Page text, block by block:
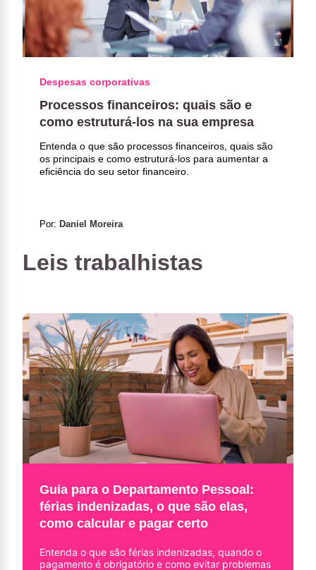
Despesas corporativas
Processos financeiros: quais são e
como estruturá-los na sua empresa
Entenda o que são processos financeiros, quais são
os principais e como estruturá-los para aumentar a
eficiência do seu setor financeiro.
Por: Daniel Moreira
Leis trabalhistas
Guia para o Departamento Pessoal:
férias indenizadas, o que são elas,
como calcular e pagar certo
Entenda o que são férias indenizadas, quando o
pagamento é obrigatório e como evitar problemas